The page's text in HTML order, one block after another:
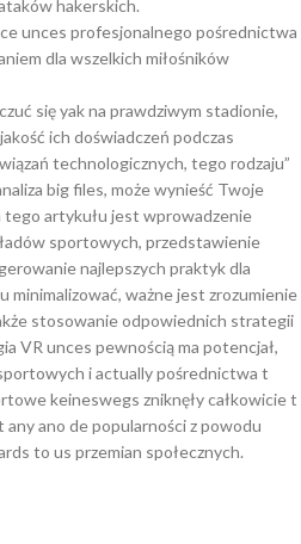
hakerskich.
unces profesjonalnego pośrednictwa
dla wszelkich miłośników
się yak na prawdziwym stadionie,
ich doświadczeń podczas
technologicznych, tego rodzaju”
big files, może wynieść Twoje
tego artykułu jest wprowadzenie
sportowych, przedstawienie
najlepszych praktyk dla
minimalizować, ważne jest zrozumienie
stosowanie odpowiednich strategii
VR unces pewnością ma potencjał,
i actually pośrednictwa t
keineswegs zniknęły całkowicie t
ano de popularności z powodu
to us przemian społecznych.